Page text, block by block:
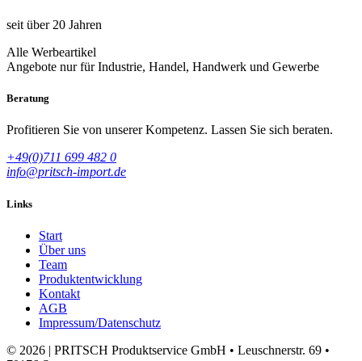
seit über 20 Jahren
Alle Werbeartikel
Angebote nur für Industrie, Handel, Handwerk und Gewerbe
Beratung
Profitieren Sie von unserer Kompetenz. Lassen Sie sich beraten.
+49(0)711 699 482 0
info@pritsch-import.de
Links
Start
Über uns
Team
Produktentwicklung
Kontakt
AGB
Impressum/Datenschutz
© 2026 | PRITSCH Produktservice GmbH • Leuschnerstr. 69 •